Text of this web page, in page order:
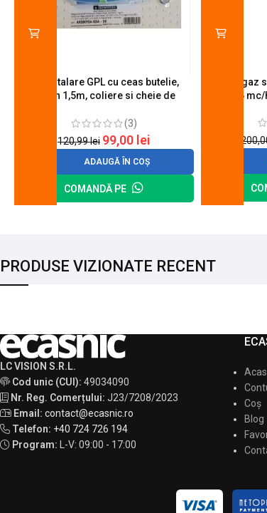
Kit instalare GPL cu ceas butelie,
furtun 1,5m, coliere si cheie de
(3)
120,99lei 99,00 lei
ADAUGĂ ÎN COȘ
COMANDĂ PE
Arzator gaz
0.6
PRODUSE VIZIONATE RECENT
LC VISION S.R.L.
Cod unic (CUI): 49034090
Nr. Reg. Comerțului: J23/7208/2023
Email: contact@ecasnic.ro
Telefon: +40 724 726 194
Program:
L-V: 09:00 - 17:00
Coș
Blog